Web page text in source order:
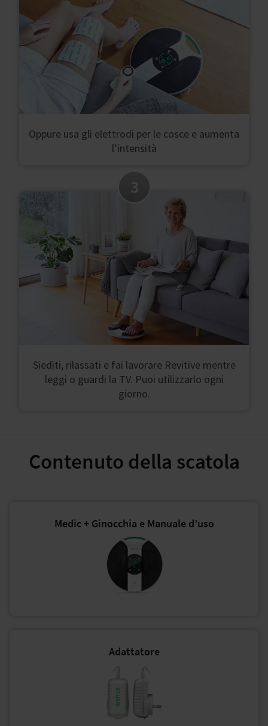
Oppure usa gli elettrodi per le cosce e aumenta
l’intensità
3
Siediti, rilassati e fai lavorare Revitive mentre
leggi o guardi la TV. Puoi utilizzarlo ogni
giorno.
Contenuto della scatola
Medic + Ginocchia e Manuale d’uso
Adattatore